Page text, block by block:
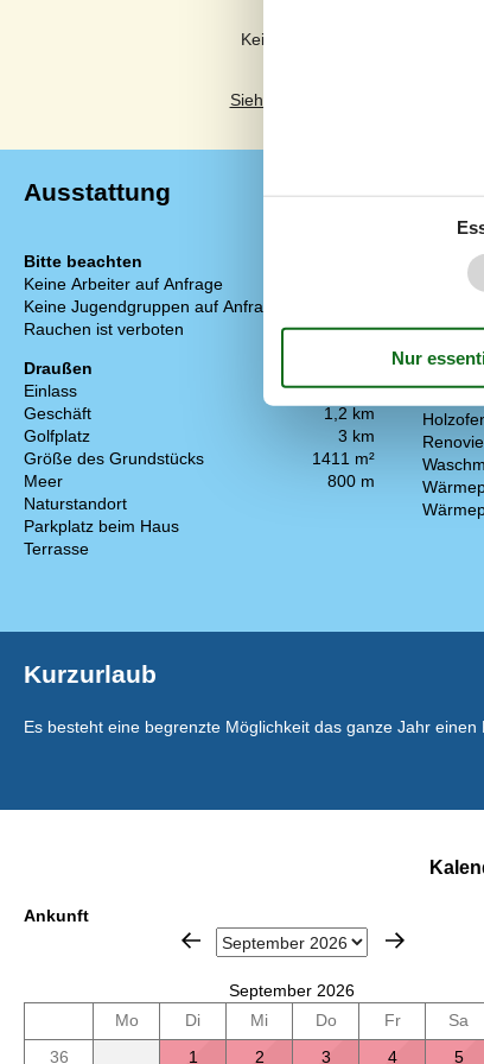
Keine Bewertungen haben
Siehe stattdessen 15 externe
Ausstattung
Bitte beachten
Keine Arbeiter auf Anfrage
Keine Jugendgruppen auf Anfrage
Rauchen ist verboten
Draußen
Einlass
1,3 km
Geschäft
1,2 km
Golfplatz
3 km
Größe des Grundstücks
1411 m²
Meer
800 m
Naturstandort
Parkplatz beim Haus
Terrasse
Anzahl
Kurzurlaub
Es besteht eine begrenzte Möglichkeit das ganze Jahr
Ankunft
September 2026
Mo
Di Mi Do Fr Sa
36
1 2 3 4 5